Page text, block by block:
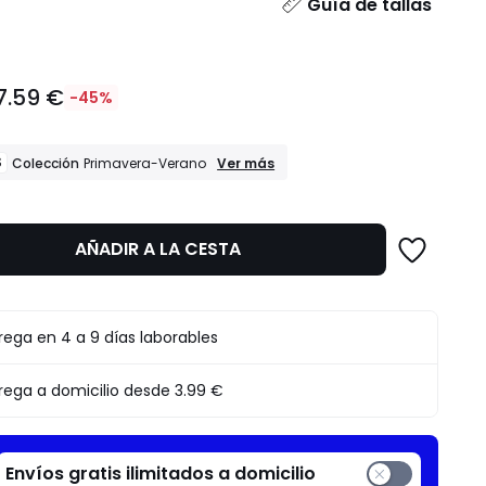
€ -45%
Colección Primavera-Verano REBAJAS
Ver más
AÑADIR A LA CESTA
en 4 a 9 días laborables
a domicilio desde3.99 €
Envíos gratis ilimitados a domicilio